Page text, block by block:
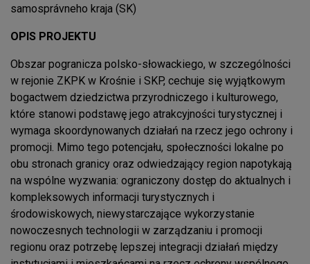
samosprávneho kraja (SK)
OPIS PROJEKTU
Obszar pogranicza polsko-słowackiego, w szczególności
w rejonie ZKPK w Krośnie i SKP, cechuje się wyjątkowym
bogactwem dziedzictwa przyrodniczego i kulturowego,
które stanowi podstawę jego atrakcyjności turystycznej i
wymaga skoordynowanych działań na rzecz jego ochrony i
promocji. Mimo tego potencjału, społeczności lokalne po
obu stronach granicy oraz odwiedzający region napotykają
na wspólne wyzwania: ograniczony dostęp do aktualnych i
kompleksowych informacji turystycznych i
środowiskowych, niewystarczające wykorzystanie
nowoczesnych technologii w zarządzaniu i promocji
regionu oraz potrzebę lepszej integracji działań między